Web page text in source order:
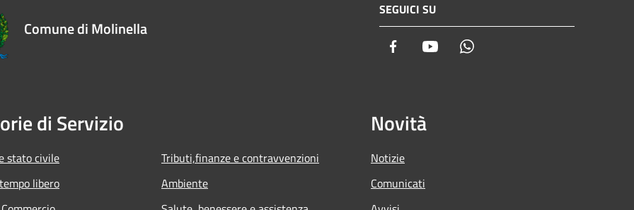
Comune di Molinella
SEGUICI SU
Facebook Youtube
di Servizio
stato civile
libero
Tributi,finanze e contravvenzioni
Ambiente
Novità
Notizie
Comunicati